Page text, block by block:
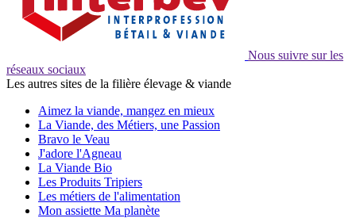
Nous suivre sur les
réseaux sociaux
Les autres sites de la filière élevage & viande
Aimez la viande, mangez en mieux
La Viande, des Métiers, une Passion
Bravo le Veau
J'adore l'Agneau
La Viande Bio
Les Produits Tripiers
Les métiers de l'alimentation
Mon assiette Ma planète